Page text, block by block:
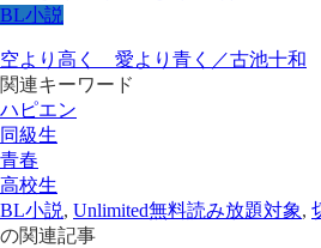
BL小説
空より高く 愛より青く／古池十和
関連キーワード
ハピエン
同級生
青春
高校生
BL小説, Unlimited無料読み放題対象,
の関連記事